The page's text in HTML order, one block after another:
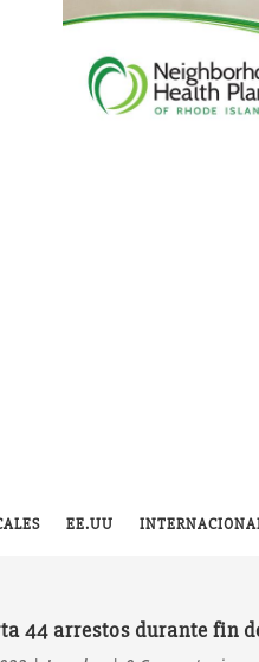
EE.UU
44 arrestos durante fin